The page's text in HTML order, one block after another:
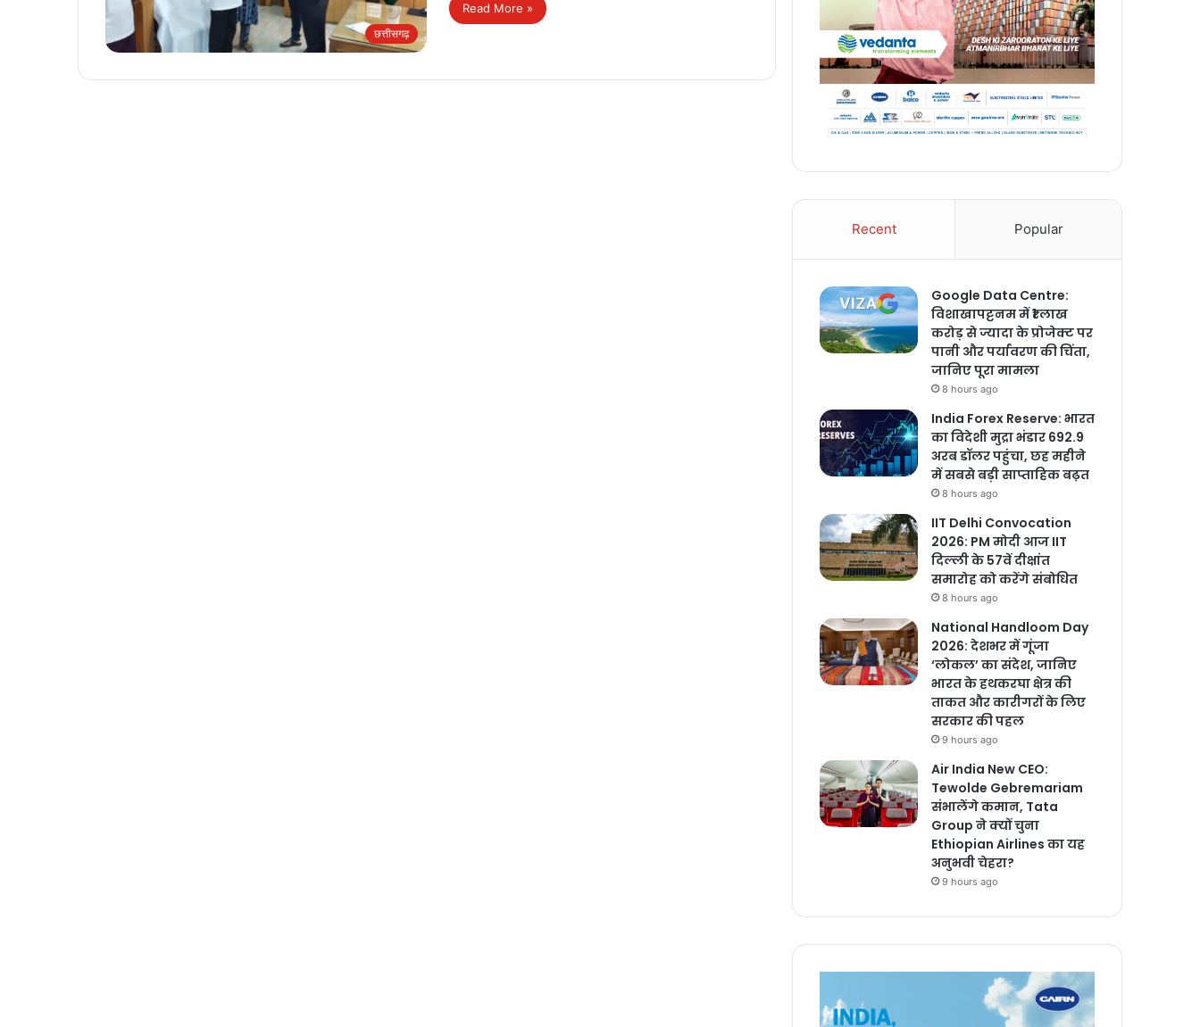
छत्तीसगढ़
Read More »
Recent Popular
Google Data Centre:
विशाखापट्टनम में ₹1 लाख
करोड़ से ज्यादा के प्रोजेक्ट पर
पानी और पर्यावरण की चिंता,
जानिए पूरा मामला
8 hours ago
India Forex Reserve: भारत
का विदेशी मुद्रा भंडार 692.9
अरब डॉलर पहुंचा, छह महीने
में सबसे बड़ी साप्ताहिक बढ़त
8 hours ago
IIT Delhi Convocation
2026: PM मोदी आज IIT
दिल्ली के 57वें दीक्षांत
समारोह को करेंगे संबोधित
8 hours ago
National Handloom Day
2026: देशभर में गूंजा
‘लोकल’ का संदेश, जानिए
भारत के हथकरघा क्षेत्र की
ताकत और कारीगरों के लिए
सरकार की पहल
9 hours ago
Air India New CEO:
Tewolde Gebremariam
संभालेंगे कमान, Tata
Group ने क्यों चुना
Ethiopian Airlines का यह
अनुभवी चेहरा?
9 hours ago